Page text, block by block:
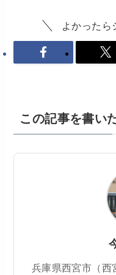
よかったら
この記事を書い
兵庫県西宮市（西